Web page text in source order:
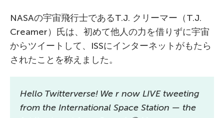
NASAの宇宙飛行士であるT.J. クリーマー（T.J.
Creamer）氏は、初めて他人の力を借りずに宇宙
からツイートして、ISSにインターネットがもたら
されたことを称えました。
Hello Twitterverse! We r now LIVE tweeting
from the International Space Station — the